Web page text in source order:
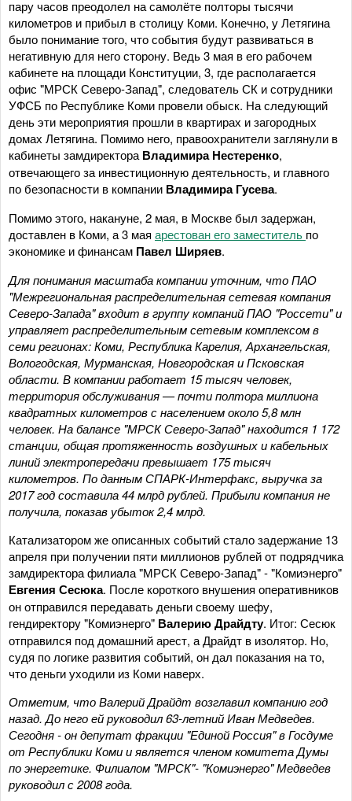
пару часов преодолел на самолёте полторы тысячи
километров и прибыл в столицу Коми. Конечно, у Летягина
было понимание того, что события будут развиваться в
негативную для него сторону. Ведь 3 мая в его рабочем
кабинете на площади Конституции, 3, где располагается
офис "МРСК Северо-Запад", следователь СК и сотрудники
УФСБ по Республике Коми провели обыск. На следующий
день эти мероприятия прошли в квартирах и загородных
домах Летягина. Помимо него, правоохранители заглянули в
кабинеты замдиректора Владимира Нестеренко,
отвечающего за инвестиционную деятельность, и главного
по безопасности в компании Владимира Гусева.
Помимо этого, накануне, 2 мая, в Москве был задержан,
доставлен в Коми, а 3 мая арестован его заместитель по
экономике и финансам Павел Ширяев.
Для понимания масштаба компании уточним, что ПАО
"Межрегиональная распределительная сетевая компания
Северо-Запада" входит в группу компаний ПАО "Россети" и
управляет распределительным сетевым комплексом в
семи регионах: Коми, Республика Карелия, Архангельская,
Вологодская, Мурманская, Новгородская и Псковская
области. В компании работает 15 тысяч человек,
территория обслуживания — почти полтора миллиона
квадратных километров с населением около 5,8 млн
человек. На балансе "МРСК Северо-Запад" находится 1 172
станции, общая протяженность воздушных и кабельных
линий электропередачи превышает 175 тысяч
километров. По данным СПАРК-Интерфакс, выручка за
2017 год составила 44 млрд рублей. Прибыли компания не
получила, показав убыток 2,4 млрд.
Катализатором же описанных событий стало задержание 13
апреля при получении пяти миллионов рублей от подрядчика
замдиректора филиала "МРСК Северо-Запад" - "Комиэнерго"
Евгения Сесюка. После короткого внушения оперативников
он отправился передавать деньги своему шефу,
гендиректору "Комиэнерго" Валерию Драйдту. Итог: Сесюк
отправился под домашний арест, а Драйдт в изолятор. Но,
судя по логике развития событий, он дал показания на то,
что деньги уходили из Коми наверх.
Отметим, что Валерий Драйдт возглавил компанию год
назад. До него ей руководил 63-летний Иван Медведев.
Сегодня - он депутат фракции "Единой Россия" в Госдуме
от Республики Коми и является членом комитета Думы
по энергетике. Филиалом "МРСК"- "Комиэнерго" Медведев
руководил с 2008 года.